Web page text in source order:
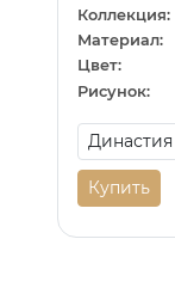
Коллекция:
Материал:
Цвет:
Рисунок:
Купить